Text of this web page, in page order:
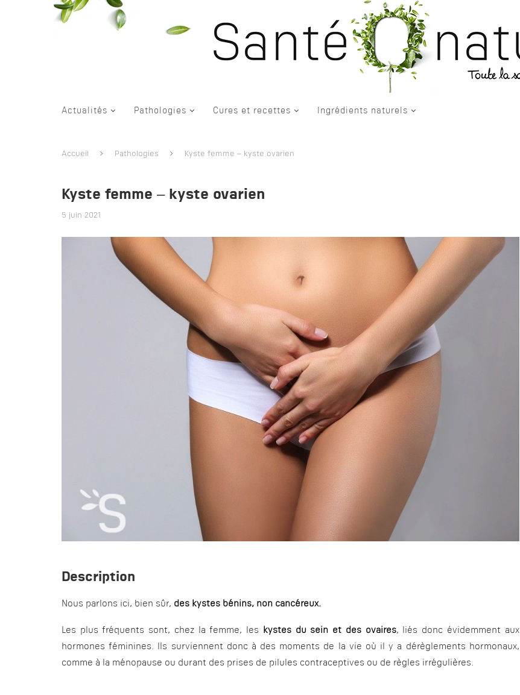
Actualités Pathologies Cures et recettes Ingrédients naturels
Accueil Pathologies Kyste femme – kyste ovarien
Kyste femme – kyste ovarien
5 juin 2021
Description
Nous parlons ici, bien sûr, des kystes bénins, non cancéreux.
Les plus fréquents sont, chez la femme, les kystes du sein et des ovaires, liés donc évidemment aux
hormones féminines. Ils surviennent donc à des moments de la vie où il y a dérèglements hormonaux,
comme à la ménopause ou durant des prises de pilules contraceptives ou de règles irrégulières.